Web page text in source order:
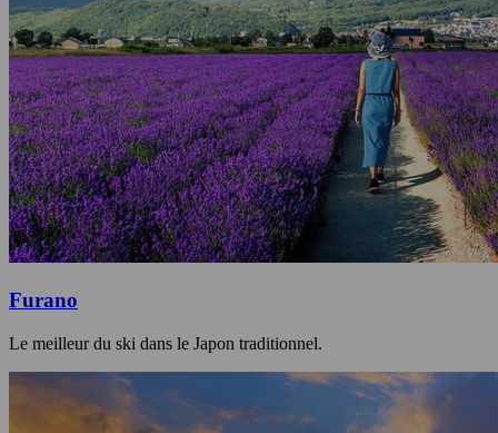
Furano
Le meilleur du ski dans le Japon traditionnel.